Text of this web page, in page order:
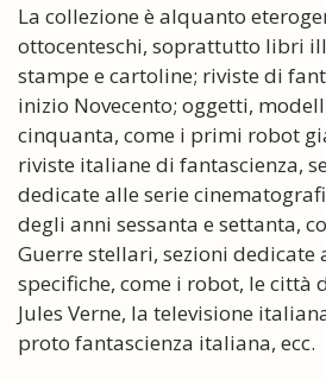
La collezione è alquanto
ottocenteschi, soprattutto libri
stampe e cartoline; riviste di
inizio Novecento; oggetti,
cinquanta, come i primi robot
riviste italiane di fantascienza,
dedicate alle serie
degli anni sessanta e settanta,
Guerre stellari, sezioni dedicate
specifiche, come i robot, le città
Jules Verne, la televisione
proto fantascienza italiana, ecc.